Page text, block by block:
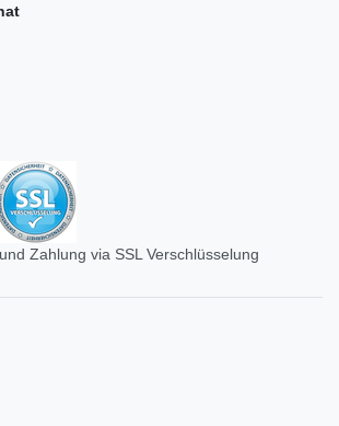
Zahlung via SSL Verschlüsselung